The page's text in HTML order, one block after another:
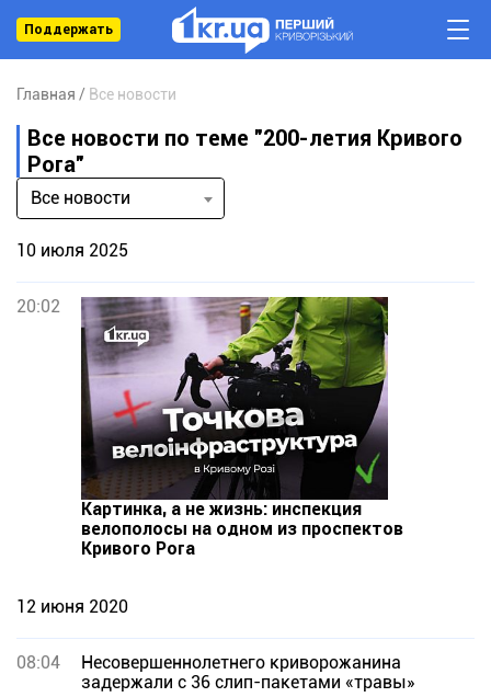
Поддержать
Главная Все новости
Все новости по теме "200-летия Кривого
Рога"
Все новости
10 июля 2025
20:02
Картинка, а не жизнь: инспекция
велополосы на одном из проспектов
Кривого Рога
12 июня 2020
08:04
Несовершеннолетнего криворожанина
задержали с 36 слип-пакетами «травы»